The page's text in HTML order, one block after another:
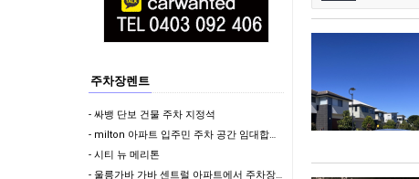
주차장렌트
- 싸뱅 단보 건물 주차 지정석
- milton 아파트 입주민 주차 공간 임대합니다 (지정석) !!
- 시티 뉴 메리톤
- 울릉가바 가바 센트럴 아파트에서 주차장 렌트합니다